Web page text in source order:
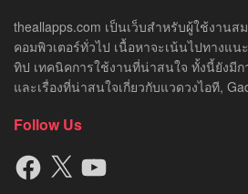
theallapps.com เป็นเว็บสำหรับผู้ใช้งาน
คอมพิวเตอร์ทั่วไป เนื้อหาจะเน้นไปทางแ
ทิป เทคนิคการใช้งานที่น่าสนใจ ทั้งนี้ยังมี
และเรื่องที่น่าสนใจเกี่ยวกับแวดวงไอที,
Follow Us
Facebook
X YouTube